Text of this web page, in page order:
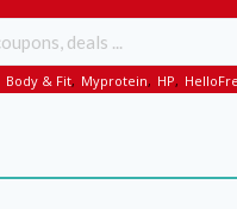
Body & Fit, Myprotein, HP,